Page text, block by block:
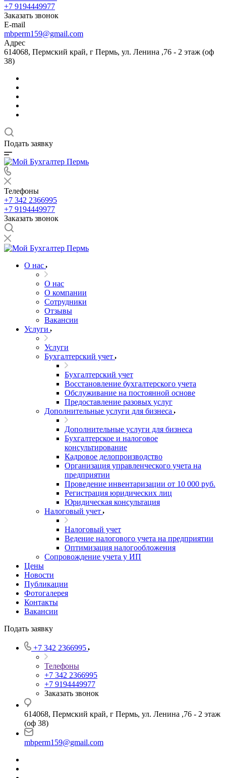
+7 9194449977
Заказать звонок
E-mail
mbperm159@gmail.com
Адрес
614068, Пермский край, г Пермь, ул. Ленина ,76 - 2 этаж (оф
38)
Подать заявку
Телефоны
+7 342 2366995
+7 9194449977
Заказать звонок
О нас
О нас
О компании
Сотрудники
Отзывы
Вакансии
Услуги
Услуги
Бухгалтерский учет
Бухгалтерский учет
Восстановление бухгалтерского учета
Обслуживание на постоянной основе
Предоставление разовых услуг
Дополнительные услуги для бизнеса
Дополнительные услуги для бизнеса
Бухгалтерское и налоговое
консультирование
Кадровое делопроизводство
Организация управленческого учета на
предприятии
Проведение инвентаризации от 10 000 руб.
Регистрация юридических лиц
Юридическая консультация
Налоговый учет
Налоговый учет
Ведение налогового учета на предприятии
Оптимизация налогообложения
Сопровождение учета у ИП
Цены
Новости
Публикации
Фотогалерея
Контакты
Вакансии
Подать заявку
+7 342 2366995
Телефоны
+7 342 2366995
+7 9194449977
Заказать звонок
614068, Пермский край, г Пермь, ул. Ленина ,76 - 2 этаж
(оф 38)
mbperm159@gmail.com